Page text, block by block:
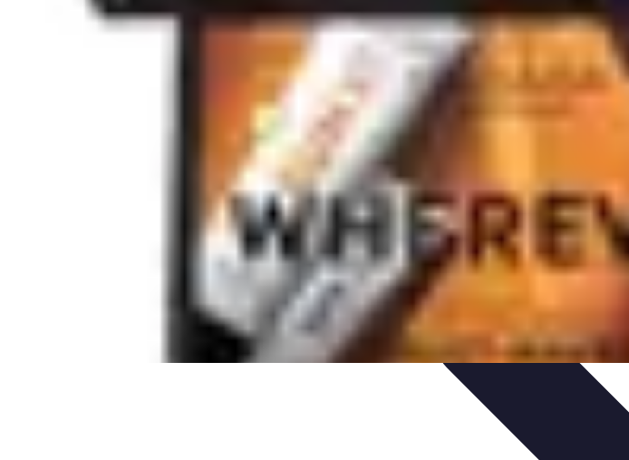
Sensations Aériennes
Techniques et ConseilsMontgolfièreActivités AériennesGuide PratiqueSécurité et Préparation